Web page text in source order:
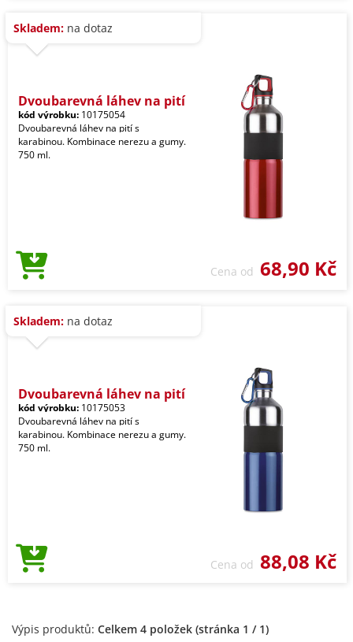
Skladem: na dotaz
Dvoubarevná láhev na pití
kód výrobku: 10175054
Dvoubarevná láhev na pití s
karabinou. Kombinace nerezu a gumy.
750 ml.
Cena od 68,90 Kč
Skladem: na dotaz
Dvoubarevná láhev na pití
kód výrobku: 10175053
Dvoubarevná láhev na pití s
karabinou. Kombinace nerezu a gumy.
750 ml.
Cena od 88,08 Kč
Výpis produktů: Celkem 4 položek (stránka 1 / 1)